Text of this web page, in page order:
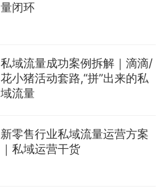
量闭环
私域流量成功案例拆解｜滴滴/
花小猪活动套路,“拼”出来的私
域流量
新零售行业私域流量运营方案
｜私域运营干货